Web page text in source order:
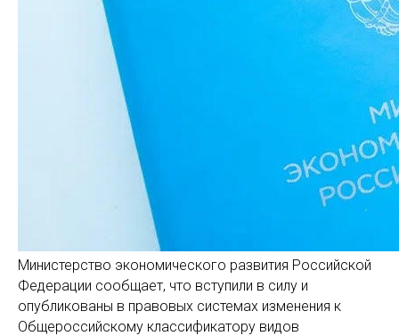
Министерство экономического развития Российской
Федерации сообщает, что вступили в силу и
опубликованы в правовых системах изменения к
Общероссийскому классификатору видов